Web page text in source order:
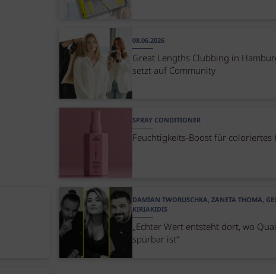
08.06.2026
Great Lengths Clubbing in
setzt auf Community
SPRAY CONDITIONER
Feuchtigkeits-Boost für coloriertes
DAMIAN TWORUSCHKA, ZANETA THOMA,
KIRIAKIDIS
„Echter Wert entsteht dort, wo
spürbar ist“